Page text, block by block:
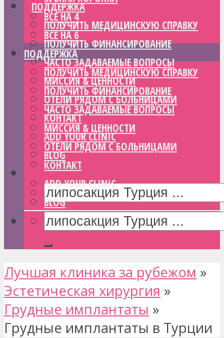
ПОДДЕРЖКА
ПОЛУЧИТЬ МЕДИЦИНСКУЮ СПРАВКУ
ПОЛУЧИТЬ ФИНАНСИРОВАНИЕ
ЧАСТО ЗАДАВАЕМЫЕ ВОПРОСЫ
МИССИЯ & ЦЕННОСТИ
ОТЕЛИ РЯДОМ С БОЛЬНИЦАМИ
КОНТАКТ
ADD YOUR CLINIC
BLOG
ВСЕ НА 4
ВСЕ НА 6
ПОДДЕРЖКА
ПОЛУЧИТЬ МЕДИЦИНСКУЮ СПРАВКУ
ПОЛУЧИТЬ ФИНАНСИРОВАНИЕ
ЧАСТО ЗАДАВАЕМЫЕ ВОПРОСЫ
МИССИЯ & ЦЕННОСТИ
ОТЕЛИ РЯДОМ С БОЛЬНИЦАМИ
КОНТАКТ
ADD YOUR CLINIC
BLOG
Лучшая клиника за рубежом »
Эстетическая хирургия »
Грудные имплантаты »
Грудные имплантаты в Турции